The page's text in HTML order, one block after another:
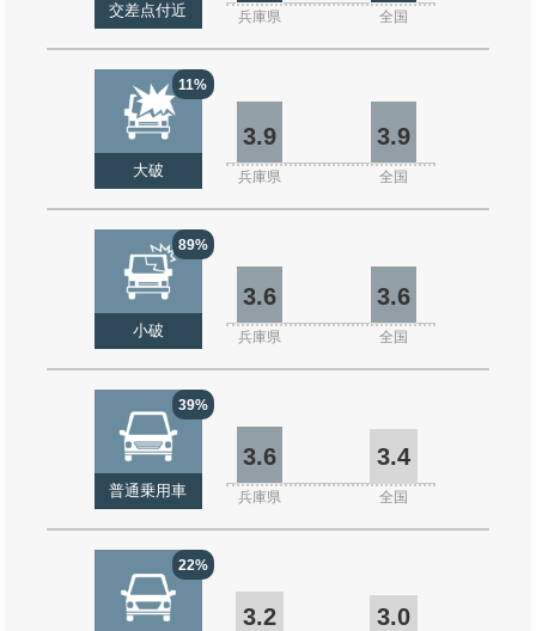
交差点付近 兵庫県 全国
11%
大破
3.9 3.9
兵庫県 全国
89%
小破
3.6 3.6
兵庫県 全国
39%
普通乗用車
3.6 3.4
兵庫県 全国
22%
3.2 3.0